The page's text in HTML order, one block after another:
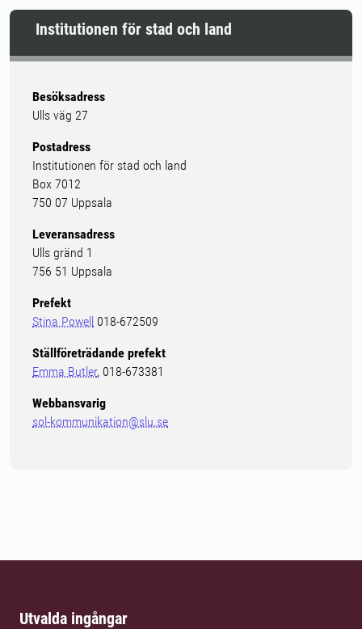
Institutionen för stad och land
Besöksadress
Ulls väg 27
Postadress
Institutionen för stad och land
Box 7012
750 07 Uppsala
Leveransadress
Ulls gränd 1
756 51 Uppsala
Prefekt
Stina Powell 018-672509
Ställföreträdande prefekt
Emma Butler, 018-673381
Webbansvarig
sol-kommunikation@slu.se
Utvalda ingångar